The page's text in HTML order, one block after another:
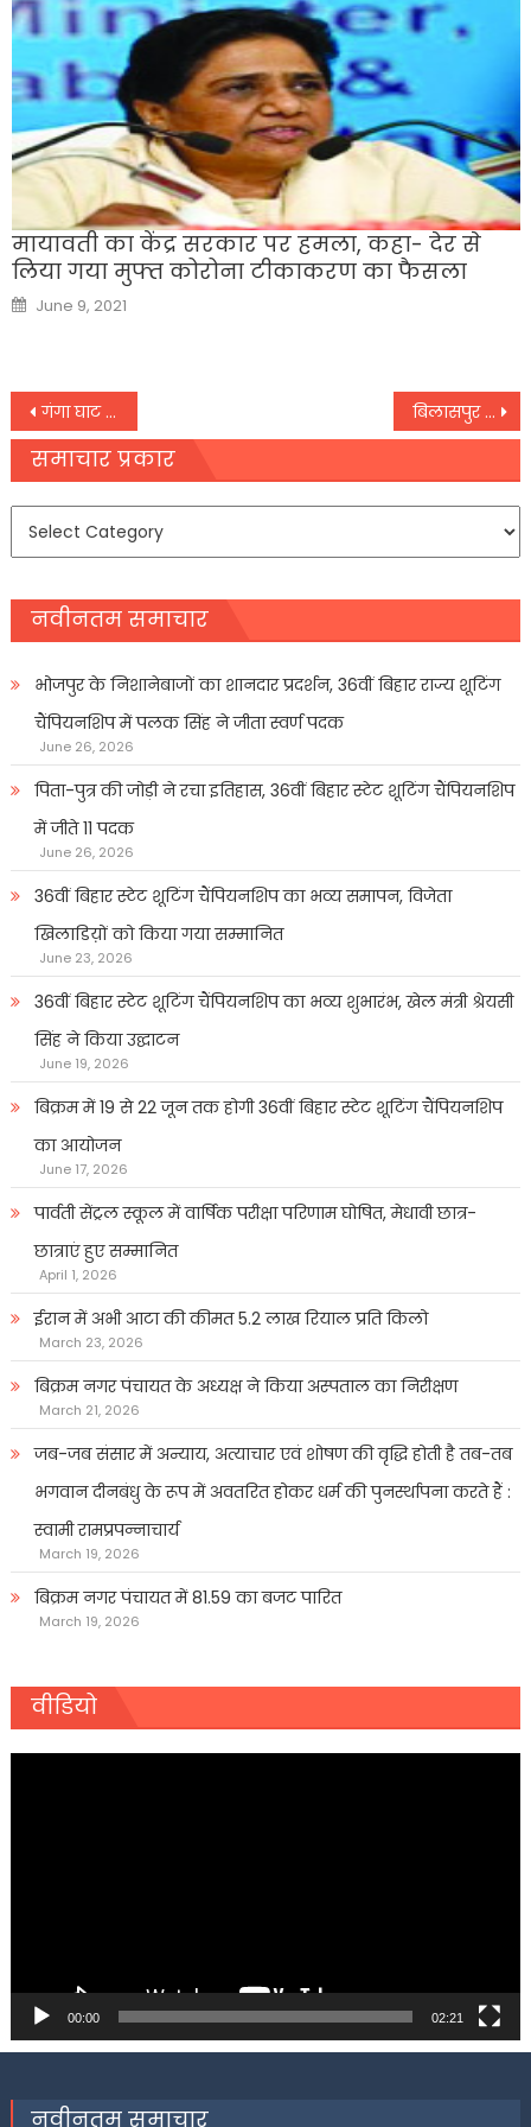
मायावती का केंद्र सरकार पर हमला, कहा- देर से
लिया गया मुफ्त कोरोना टीकाकरण का फैसला
Posted
on
June 9, 2021
Post
navigation
गंगा घाट क्षेत्र ‘नो फ्लाई जोनÓ घोषित देव दीपावली पर ड्रोन रहेगा प्रतिबंधित बिलासपुर : मालगाड़ी-पैसेंजर ट्रेनमें टक्कर, सात की मौत
समाचार प्रकार
नवीनतम समाचार
भोजपुर के निशानेबाजों का शानदार प्रदर्शन, 36वीं बिहार राज्य शूटिंग
चैंपियनशिप में पलक सिंह ने जीता स्वर्ण पदक
June 26, 2026
पिता-पुत्र की जोड़ी ने रचा इतिहास, 36वीं बिहार स्टेट शूटिंग चैंपियनशिप
में जीते 11 पदक
June 26, 2026
36वीं बिहार स्टेट शूटिंग चैंपियनशिप का भव्य समापन, विजेता
खिलाडिय़ों को किया गया सम्मानित
June 23, 2026
36वीं बिहार स्टेट शूटिंग चैंपियनशिप का भव्य शुभारंभ, खेल मंत्री श्रेयसी
सिंह ने किया उद्घाटन
June 19, 2026
बिक्रम में 19 से 22 जून तक होगी 36वीं बिहार स्टेट शूटिंग चैंपियनशिप
का आयोजन
June 17, 2026
पार्वती सेंट्रल स्कूल में वार्षिक परीक्षा परिणाम घोषित, मेधावी छात्र-
छात्राएं हुए सम्मानित
April 1, 2026
ईरान में अभी आटा की कीमत 5.2 लाख रियाल प्रति किलो
March 23, 2026
बिक्रम नगर पंचायत के अध्यक्ष ने किया अस्पताल का निरीक्षण
March 21, 2026
जब-जब संसार में अन्याय, अत्याचार एवं शोषण की वृद्धि होती है तब-तब
भगवान दीनबंधु के रूप में अवतरित होकर धर्म की पुनर्स्थापना करते हैं :
स्वामी रामप्रपन्नाचार्य
March 19, 2026
बिक्रम नगर पंचायत में 81.59 का बजट पारित
March 19, 2026
वीडियो
00:00 02:21
नवीनतम समाचार